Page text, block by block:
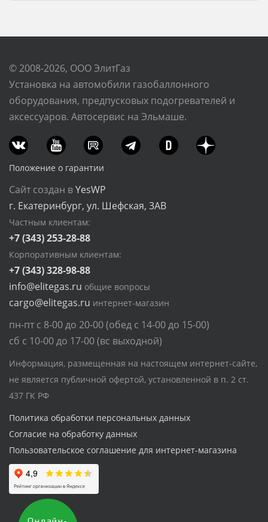
© 2008-2026, ООО ЭлитГаз
Установка на автомобили газобаллонного
оборудования, предпусковых подогревателей и
аксессуаров. Автосервис на Эльмаше.
Положение о гарантии
Сайт создан вYesWP
г. Екатеринбург, ул. Шефская, 3АВ
Частным клиентам:
+7 (343) 253-28-88
Корпоративным клиентам:
+7 (343) 328-98-88
info@elitegas.ru общие вопросы
cargo@elitegas.ru интернет-магазин
пн-пт с 8-00 до 20-00 (обед с 14-00 до 15-00)
сб с 10-00 до 17-00 (вс выходной)
Информация, размещенная на настоящем интернет-сайте,
не является публичной офертой, установленной в п. 2 ст.
437 ГК РФ
Политика обработки персональных данных
Согласие на обработку данных
Пользовательское соглашение для интернет-магазина